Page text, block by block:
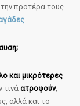
προτέρα τους
και μικρότερες
τινάατροφούν,
αλλά και το